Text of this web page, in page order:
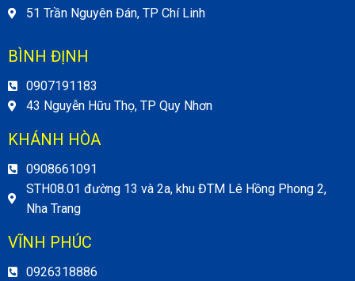
51 Trần Nguyên Đán, TP Chí Linh
BÌNH ĐỊNH
0907191183
43 Nguyễn Hữu Thọ, TP Quy Nhơn
KHÁNH HÒA
0908661091
STH08.01 đường 13 và 2a, khu ĐTM Lê Hồng Phong 2,
Nha Trang
VĨNH PHÚC
0926318886